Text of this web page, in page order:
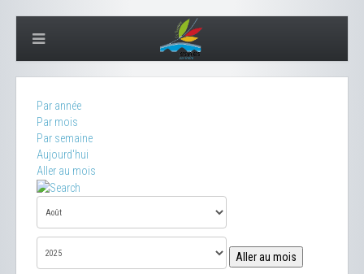
Par année
Par mois
Par semaine
Aujourd'hui
Aller au mois
Aller au mois